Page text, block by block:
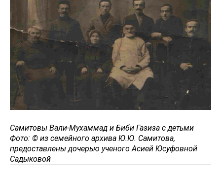
Самитовы Вали-Мухаммад и Биби Газиза с детьми
Фото: © из семейного архива Ю.Ю. Самитова,
предоставлены дочерью ученого Асией Юсуфовной
Садыковой